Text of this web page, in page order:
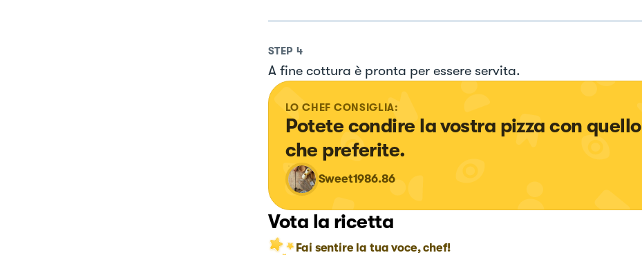
STEP 4
A fine cottura è pronta per essere servita.
LO CHEF CONSIGLIA:
Potete condire la vostra pizza con quello
che preferite.
Sweet1986.86
Vota la ricetta
Fai sentire la tua voce, chef!